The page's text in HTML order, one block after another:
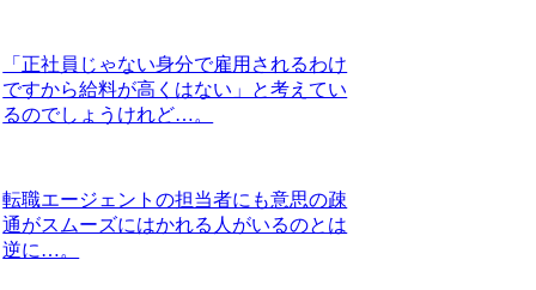
「正社員じゃない身分で雇用されるわけ
ですから給料が高くはない」と考えてい
るのでしょうけれど…。
転職エージェントの担当者にも意思の疎
通がスムーズにはかれる人がいるのとは
逆に…。